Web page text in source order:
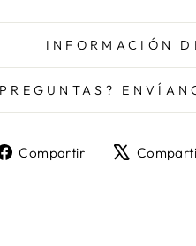
INFORMACIÓN
Compartir
Compartir